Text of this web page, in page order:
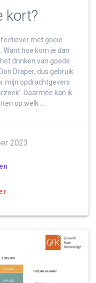
kort?
met goeie
Want hoe kom je dan
drinken van goede
Draper, dus gebruik
mijn opdrachtgevers
Daarmee kan ik
op welk …
2023